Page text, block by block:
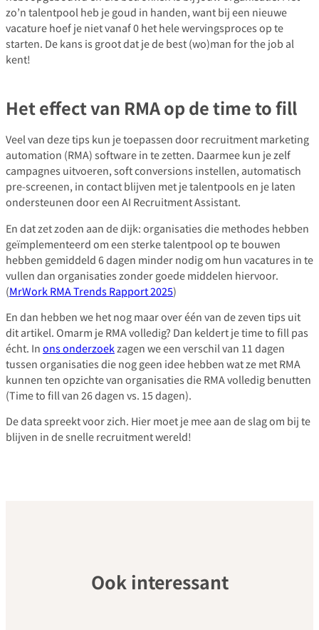
zo’n talentpool heb je goud in handen, want bij een nieuwe
vacature hoef je niet vanaf 0 het hele wervingsproces op te
starten. De kans is groot dat je de best (wo)man for the job al
kent!
Het effect van RMA op de time to fill
Veel van deze tips kun je toepassen door recruitment marketing
automation (RMA) software in te zetten. Daarmee kun je zelf
campagnes uitvoeren, soft conversions instellen, automatisch
pre-screenen, in contact blijven met je talentpools en je laten
ondersteunen door een AI Recruitment Assistant.
En dat zet zoden aan de dijk: organisaties die methodes hebben
geïmplementeerd om een sterke talentpool op te bouwen
hebben gemiddeld 6 dagen minder nodig om hun vacatures in te
vullen dan organisaties zonder goede middelen hiervoor.
(MrWork RMA Trends Rapport 2025)
En dan hebben we het nog maar over één van de zeven tips uit
dit artikel. Omarm je RMA volledig? Dan keldert je time to fill pas
écht. Inons onderzoek zagen we een verschil van 11 dagen
tussen organisaties die nog geen idee hebben wat ze met RMA
kunnen ten opzichte van organisaties die RMA volledig benutten
(Time to fill van 26 dagen vs. 15 dagen).
De data spreekt voor zich. Hier moet je mee aan de slag om bij te
blijven in de snelle recruitment wereld!
Ook interessant